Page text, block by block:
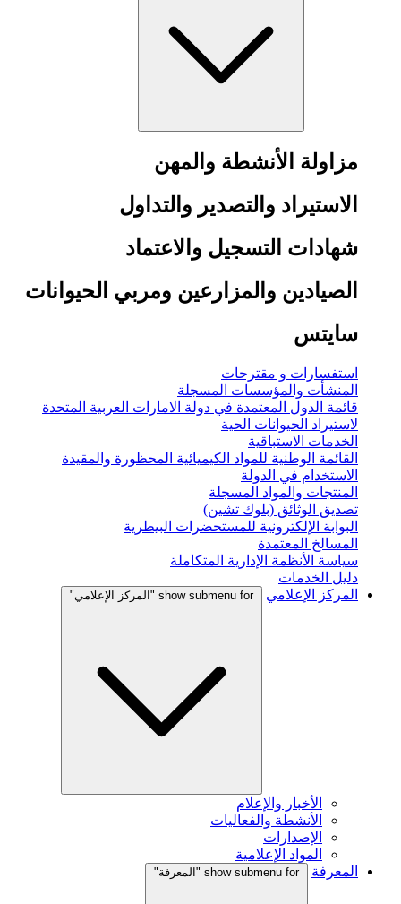
مزاولة الأنشطة والمهن
الاستيراد والتصدير والتداول
شهادات التسجيل والاعتماد
الصيادين والمزارعين ومربي الحيوانات
سايتس
استفسارات و مقترحات
المنشأت والمؤسسات المسجلة
قائمة الدول المعتمدة في دولة الامارات العربية المتحدة
لاستيراد الحيوانات الحية
الخدمات الاستباقية
القائمة الوطنية للمواد الكيميائية المحظورة والمقيدة
الاستخدام في الدولة
المنتجات والمواد المسجلة
تصديق الوثائق (بلوك تشين)
البوابة الإلكترونية للمستحضرات البيطرية
المسالخ المعتمدة
سياسة الأنظمة الإدارية المتكاملة
دليل الخدمات
المركز الإعلامي
show submenu for "المركز الإعلامي"
الأخبار والإعلام
الأنشطة والفعاليات
الإصدارات
المواد الإعلامية
المعرفة
show submenu for "المعرفة"